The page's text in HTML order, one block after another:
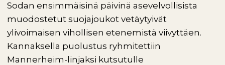
Sodan ensimmäisinä päivinä asevelvollisista
muodostetut suojajoukot vetäytyivät
ylivoimaisen vihollisen etenemistä viivyttäen.
Kannaksella puolustus ryhmitettiin
Mannerheim-linjaksi kutsutulle